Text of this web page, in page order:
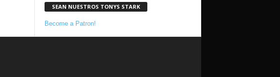
SEAN NUESTROS TONYS STARK
Become a Patron!